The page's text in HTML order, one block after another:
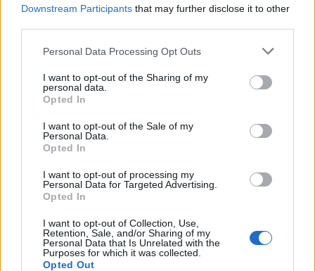
Downstream Participants that may further disclose it to other
Personal Data Processing Opt Outs
I want to opt-out of the Sharing of my
personal data.
Opted In
I want to opt-out of the Sale of my
Personal Data.
Opted In
I want to opt-out of processing my
Personal Data for Targeted Advertising.
Opted In
I want to opt-out of Collection, Use,
Retention, Sale, and/or Sharing of my
Personal Data that Is Unrelated with the
Purposes for which it was collected.
Opted Out
Definiti gli organici di Prima con l'aggiunta
8 ripescaggi
Giudice Sportivo: il Sorso senza gli
21 Feb 2019